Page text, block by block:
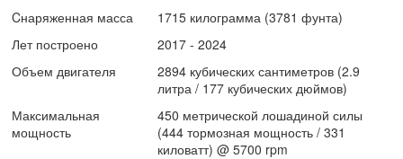
Cнаряженная масса
1715 килограмма (3781 фунта)
Лет построено
2017 - 2024
Объем двигателя
2894 кубических сантиметров (2.9
литра / 177 кубических дюймов)
Максимальная
мощность
450 метрической лошадиной силы
(444 тормозная мощность / 331
киловатт) @ 5700 rpm